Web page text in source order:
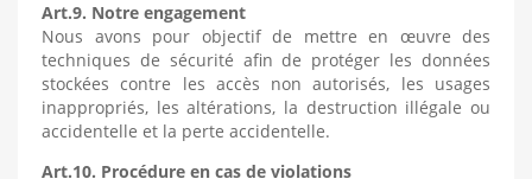
Art.9. Notre engagement
Nous avons pour objectif de mettre en œuvre des
techniques de sécurité afin de protéger les données
stockées contre les accès non autorisés, les usages
inappropriés, les altérations, la destruction illégale ou
accidentelle et la perte accidentelle.
Art.10. Procédure en cas de violations